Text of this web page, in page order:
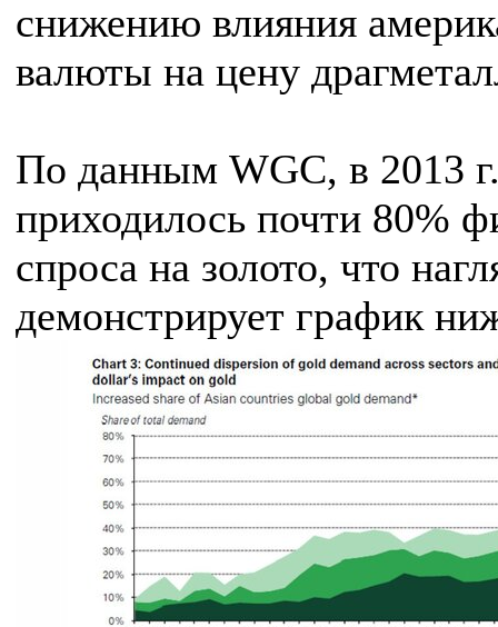
снижению влияния
валюты на цену
По данным WGC, в 2013
приходилось почти 80%
спроса на золото, что
демонстрирует график